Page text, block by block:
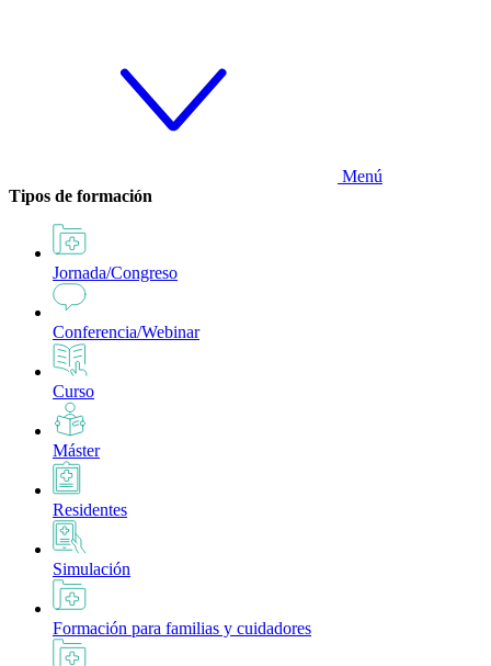
Menú
Tipos de formación
Jornada/Congreso
Conferencia/Webinar
Curso
Máster
Residentes
Simulación
Formación para familias y cuidadores